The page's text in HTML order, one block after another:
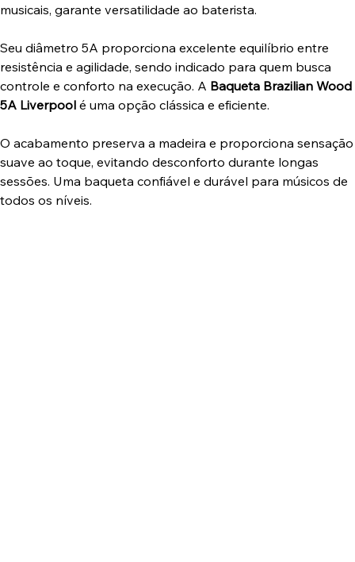
musicais, garante versatilidade ao baterista.
Seu diâmetro 5A proporciona excelente equilíbrio entre
resistência e agilidade, sendo indicado para quem busca
controle e conforto na execução. A Baqueta Brazilian Wood
5A Liverpool é uma opção clássica e eficiente.
O acabamento preserva a madeira e proporciona sensação
suave ao toque, evitando desconforto durante longas
sessões. Uma baqueta confiável e durável para músicos de
todos os níveis.